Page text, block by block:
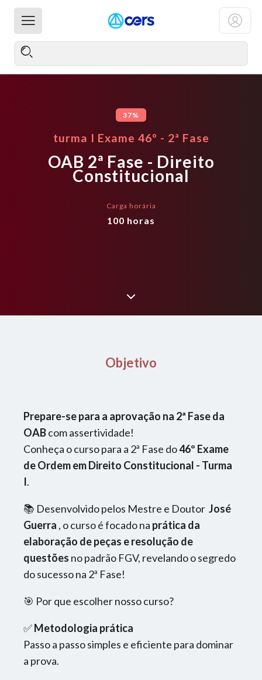
37%
turma I Exame 46º - 2ª Fase
OAB 2ª Fase - Direito
Constitucional
Carga horária
100 horas
Objetivo
Prepare-se para a aprovação na 2ª Fase da
OABcom assertividade!
Conheça o curso para a 2ª Fase do46º Exame
de Ordem em Direito Constitucional - Turma
I.
📚 Desenvolvido pelos Mestre e Doutor José
Guerra , o curso é focado na prática da
elaboração de peças e resolução de
questões no padrão FGV, revelando o segredo
do sucesso na 2ª Fase!
🎯 Por que escolher nosso curso?
✅Metodologia prática
Passo a passo simples e eficiente para dominar
a prova.